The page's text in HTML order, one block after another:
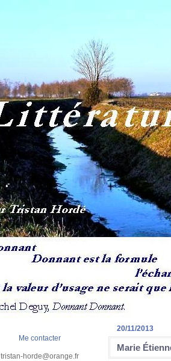
Me contacter
tristan-horde@orange.fr
20/11/2013
Marie